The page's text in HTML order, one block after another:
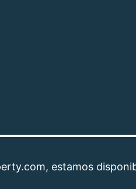
estamos disponibles